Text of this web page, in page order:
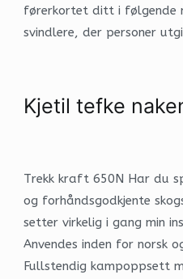
førerkortet ditt i følgende
svindlere, der personer
Kjetil tefke
Trekk kraft 650N Har du
og forhåndsgodkjente
setter virkelig i gang min
Anvendes inden for norsk
Fullstendig kampoppsett